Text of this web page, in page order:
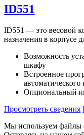
ID551
ID551 — это весовой
назначения в корпусе
Возможность
шкафу
Встроенное
Опциональный
Просмотреть сведения
Мы используем файлы